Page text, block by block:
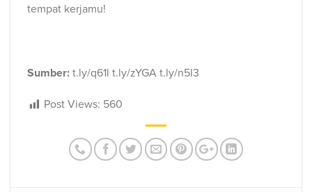
tempat kerjamu!
Sumber: t.ly/q61l t.ly/zYGA t.ly/n5I3
Post Views: 560